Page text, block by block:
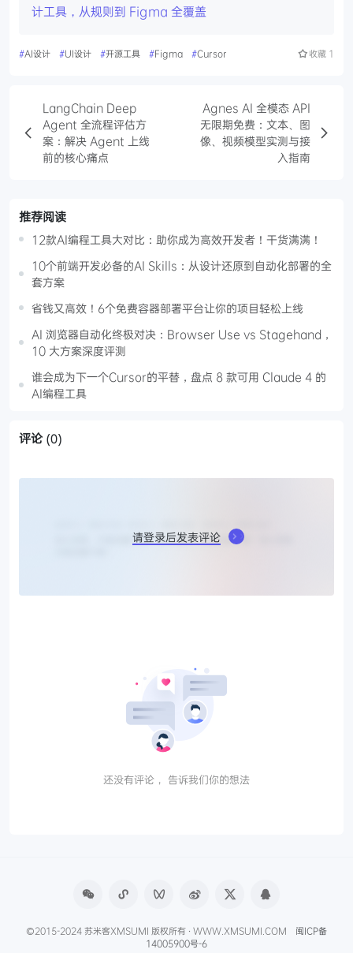
计工具，从规则到 Figma 全覆盖
#AI设计 #UI设计 #开源工具 #Figma #Cursor 收藏 1
LangChain Deep
Agent 全流程评估方
案：解决 Agent 上线
前的核心痛点
Agnes AI 全模态 API
无限期免费：文本、图
像、视频模型实测与接
入指南
推荐阅读
12款AI编程工具大对比：助你成为高效开发者！干货满满！
10个前端开发必备的AI Skills：从设计还原到自动化部署的全
套方案
省钱又高效！6个免费容器部署平台让你的项目轻松上线
AI 浏览器自动化终极对决：Browser Use vs Stagehand，
10 大方案深度评测
谁会成为下一个Cursor的平替，盘点 8 款可用 Claude 4 的
AI编程工具
评论 (0)
请登录后发表评论
还没有评论， 告诉我们你的想法
©2015-2024 苏米客XMSUMI 版权所有 · WWW.XMSUMI.COM 闽ICP备
14005900号-6